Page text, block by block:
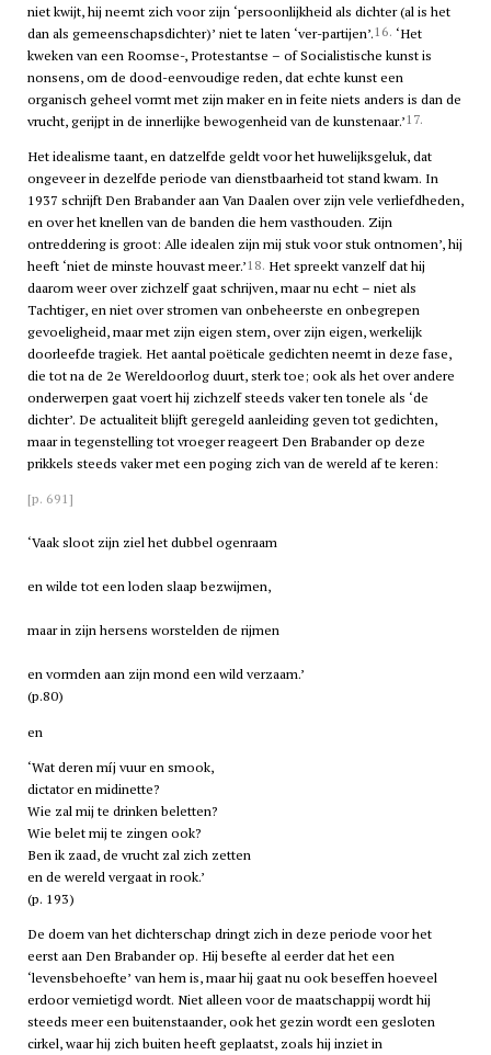
niet kwijt, hij neemt zich voor zijn ‘persoonlijkheid als dichter (al is het
dan als gemeenschapsdichter)’ niet te laten ‘ver-partijen’.16. ‘Het
kweken van een Roomse-, Protestantse – of Socialistische kunst is
nonsens, om de dood-eenvoudige reden, dat echte kunst een
organisch geheel vormt met zijn maker en in feite niets anders is dan de
vrucht, gerijpt in de innerlijke bewogenheid van de kunstenaar.’17.
Het idealisme taant, en datzelfde geldt voor het huwelijksgeluk, dat
ongeveer in dezelfde periode van dienstbaarheid tot stand kwam. In
1937 schrijft Den Brabander aan Van Daalen over zijn vele verliefdheden,
en over het knellen van de banden die hem vasthouden. Zijn
ontreddering is groot: Alle idealen zijn mij stuk voor stuk ontnomen’, hij
heeft ‘niet de minste houvast meer.’18. Het spreekt vanzelf dat hij
daarom weer over zichzelf gaat schrijven, maar nu echt – niet als
Tachtiger, en niet over stromen van onbeheerste en onbegrepen
gevoeligheid, maar met zijn eigen stem, over zijn eigen, werkelijk
doorleefde tragiek. Het aantal poëticale gedichten neemt in deze fase,
die tot na de 2e Wereldoorlog duurt, sterk toe; ook als het over andere
onderwerpen gaat voert hij zichzelf steeds vaker ten tonele als ‘de
dichter’. De actualiteit blijft geregeld aanleiding geven tot gedichten,
maar in tegenstelling tot vroeger reageert Den Brabander op deze
prikkels steeds vaker met een poging zich van de wereld af te keren:
[p. 691]
‘Vaak sloot zijn ziel het dubbel ogenraam
en wilde tot een loden slaap bezwijmen,
maar in zijn hersens worstelden de rijmen
en vormden aan zijn mond een wild verzaam.’
(p.80)
en
‘Wat deren míj vuur en smook,
dictator en midinette?
Wie zal mij te drinken beletten?
Wie belet mij te zingen ook?
Ben ik zaad, de vrucht zal zich zetten
en de wereld vergaat in rook.’
(p. 193)
De doem van het dichterschap dringt zich in deze periode voor het
eerst aan Den Brabander op. Hij besefte al eerder dat het een
‘levensbehoefte’ van hem is, maar hij gaat nu ook beseffen hoeveel
erdoor vernietigd wordt. Niet alleen voor de maatschappij wordt hij
steeds meer een buitenstaander, ook het gezin wordt een gesloten
cirkel, waar hij zich buiten heeft geplaatst, zoals hij inziet in